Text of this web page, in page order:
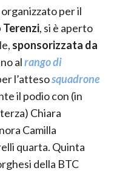
organizzato per il
Terenzi, si è aperto
sponsorizzata da
alrango di
l’attesosquadrone
il podio con (in
Chiara
Camilla
quarta. Quinta
della BTC